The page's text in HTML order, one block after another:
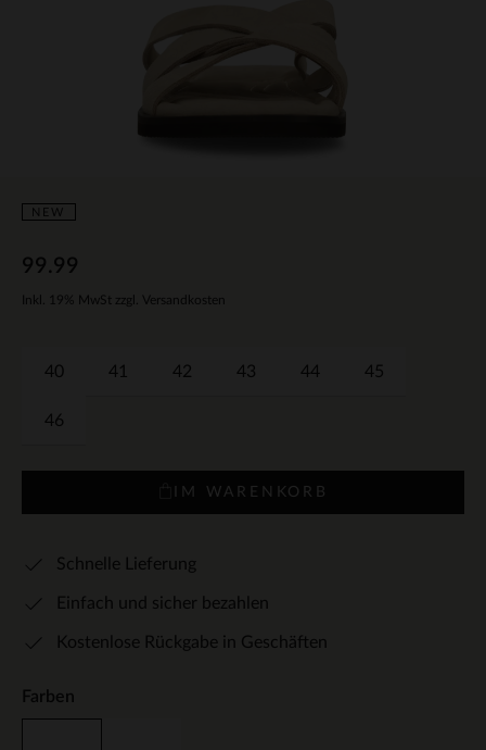
NEW
99.99
Inkl. 19% MwSt zzgl. Versandkosten
40 41 42 43 44 45
46
IM WARENKORB
Schnelle Lieferung
Einfach und sicher bezahlen
Kostenlose Rückgabe in Geschäften
Farben